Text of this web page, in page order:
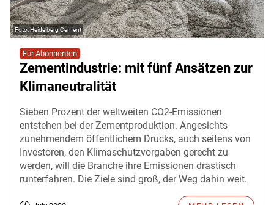
Heidelberg Cement
Für Abonnenten
Zementindustrie: mit fünf Ansätzen zur
Klimaneutralität
Sieben Prozent der weltweiten CO2-Emissionen
entstehen bei der Zementproduktion. Angesichts
zunehmendem öffentlichem Drucks, auch seitens von
Investoren, den Klimaschutzvorgaben gerecht zu
werden, will die Branche ihre Emissionen drastisch
runterfahren. Die Ziele sind groß, der Weg dahin weit.